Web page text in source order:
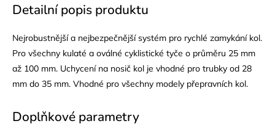
Detailní popis produktu
Nejrobustnější a nejbezpečnější systém pro rychlé zamykání kol.
Pro všechny kulaté a oválné cyklistické tyče o průměru 25 mm
až 100 mm. Uchycení na nosič kol je vhodné pro trubky od 28
mm do 35 mm. Vhodné pro všechny modely přepravních kol.
Doplňkové parametry